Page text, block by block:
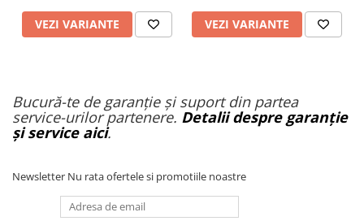
VEZI VARIANTE VEZI VARIANTE
Bucură-te de garanție și suport din partea
service-urilor partenere. Detalii despre garanție
și service aici.
Newsletter Nu rata ofertele si promotiile noastre